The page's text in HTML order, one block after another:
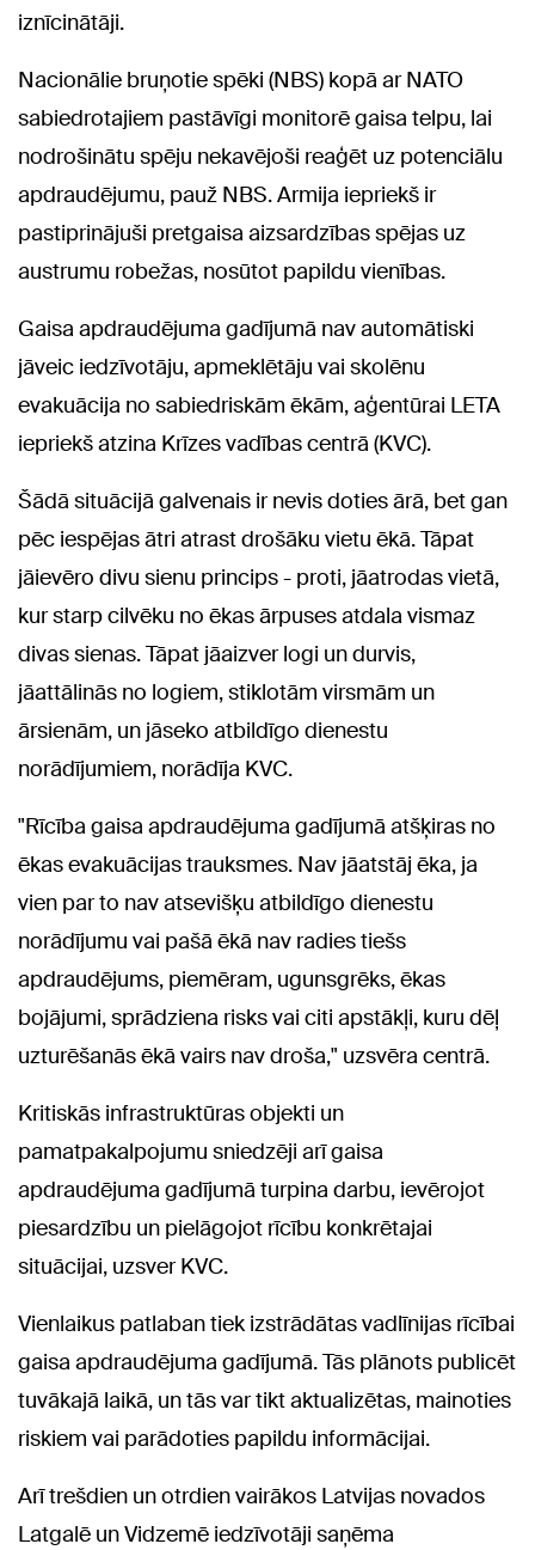
iznīcinātāji.
Nacionālie bruņotie spēki (NBS) kopā ar NATO
sabiedrotajiem pastāvīgi monitorē gaisa telpu, lai
nodrošinātu spēju nekavējoši reaģēt uz potenciālu
apdraudējumu, pauž NBS. Armija iepriekš ir
pastiprinājuši pretgaisa aizsardzības spējas uz
austrumu robežas, nosūtot papildu vienības.
Gaisa apdraudējuma gadījumā nav automātiski
jāveic iedzīvotāju, apmeklētāju vai skolēnu
evakuācija no sabiedriskām ēkām, aģentūrai LETA
iepriekš atzina Krīzes vadības centrā (KVC).
Šādā situācijā galvenais ir nevis doties ārā, bet gan
pēc iespējas ātri atrast drošāku vietu ēkā. Tāpat
jāievēro divu sienu princips - proti, jāatrodas vietā,
kur starp cilvēku no ēkas ārpuses atdala vismaz
divas sienas. Tāpat jāaizver logi un durvis,
jāattālinās no logiem, stiklotām virsmām un
ārsienām, un jāseko atbildīgo dienestu
norādījumiem, norādīja KVC.
"Rīcība gaisa apdraudējuma gadījumā atšķiras no
ēkas evakuācijas trauksmes. Nav jāatstāj ēka, ja
vien par to nav atsevišķu atbildīgo dienestu
norādījumu vai pašā ēkā nav radies tiešs
apdraudējums, piemēram, ugunsgrēks, ēkas
bojājumi, sprādziena risks vai citi apstākļi, kuru dēļ
uzturēšanās ēkā vairs nav droša," uzsvēra centrā.
Kritiskās infrastruktūras objekti un
pamatpakalpojumu sniedzēji arī gaisa
apdraudējuma gadījumā turpina darbu, ievērojot
piesardzību un pielāgojot rīcību konkrētajai
situācijai, uzsver KVC.
Vienlaikus patlaban tiek izstrādātas vadlīnijas rīcībai
gaisa apdraudējuma gadījumā. Tās plānots publicēt
tuvākajā laikā, un tās var tikt aktualizētas, mainoties
riskiem vai parādoties papildu informācijai.
Arī trešdien un otrdien vairākos Latvijas novados
Latgalē un Vidzemē iedzīvotāji saņēma